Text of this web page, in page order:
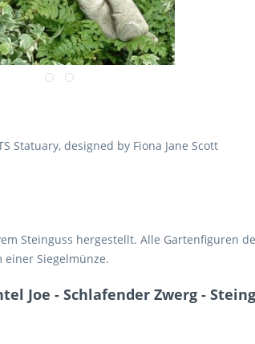
Statuary, designed by Fiona Jane Scott
Steinguss hergestellt. Alle Gartenfiguren
einer Siegelmünze.
Joe - Schlafender Zwerg -